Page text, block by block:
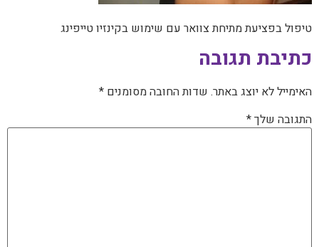
טיפול בפציעת מתיחת צוואר עם שימוש בקינזיו טייפינג
כתיבת תגובה
האימייל לא יוצג באתר. שדות החובה מסומנים *
התגובה שלך*